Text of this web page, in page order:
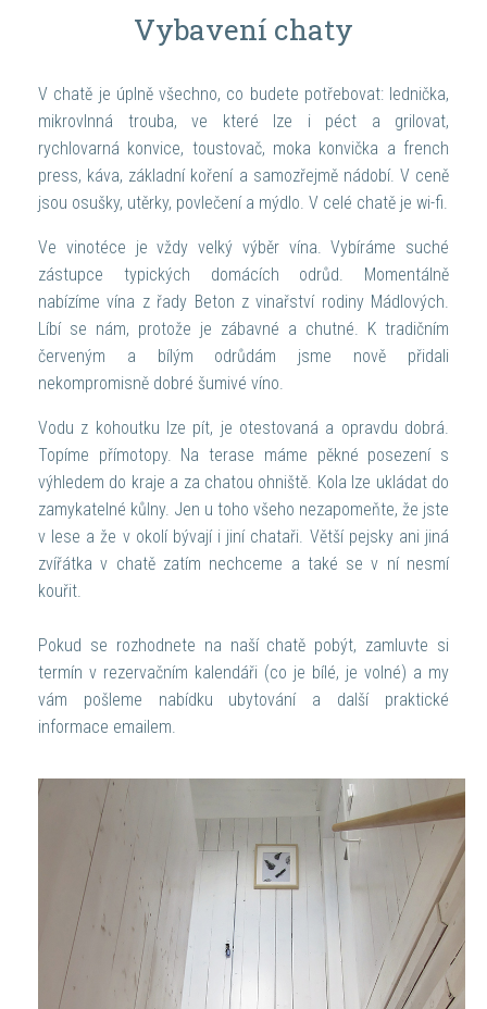
Vybavení chaty
V chatě je úplně všechno, co budete potřebovat: lednička,
mikrovlnná trouba, ve které lze i péct a grilovat,
rychlovarná konvice, toustovač, moka konvička a french
press, káva, základní koření a samozřejmě nádobí. V ceně
jsou osušky, utěrky, povlečení a mýdlo. V celé chatě je wi-fi.
Ve vinotéce je vždy velký výběr vína. Vybíráme suché
zástupce typických domácích odrůd. Momentálně
nabízíme vína z řady Beton z vinařství rodiny Mádlových.
Líbí se nám, protože je zábavné a chutné. K tradičním
červeným a bílým odrůdám jsme nově přidali
nekompromisně dobré šumivé víno.
Vodu z kohoutku lze pít, je otestovaná a opravdu dobrá.
Topíme přímotopy. Na terase máme pěkné posezení s
výhledem do kraje a za chatou ohniště. Kola lze ukládat do
zamykatelné kůlny. Jen u toho všeho nezapomeňte, že jste
v lese a že v okolí bývají i jiní chataři. Větší pejsky ani jiná
zvířátka v chatě zatím nechceme a také se v ní nesmí
kouřit.
Pokud se rozhodnete na naší chatě pobýt, zamluvte si
termín v rezervačním kalendáři (co je bílé, je volné) a my
vám pošleme nabídku ubytování a další praktické
informace emailem.